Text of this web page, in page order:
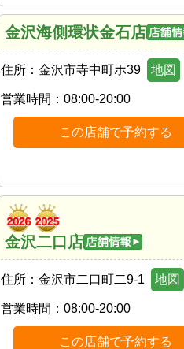
金沢海側環状金石店
住所： 金沢市寺中町ホ39 地図
営業時間： 08:00-20:00
この店舗で予約する
金沢二口店
住所： 金沢市二口町二9-1 地図
営業時間： 08:00-20:00
この店舗で予約する